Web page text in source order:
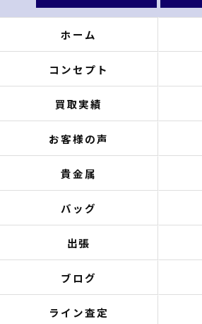
ホーム
コンセプト
買取実績
お客様の声
貴金属
バッグ
出張
ブログ
ライン査定